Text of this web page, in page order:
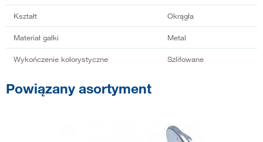
Kształt Okrągła
Materiał gałki Metal
Wykończenie kolorystyczne Szlifowane
Powiązany asortyment